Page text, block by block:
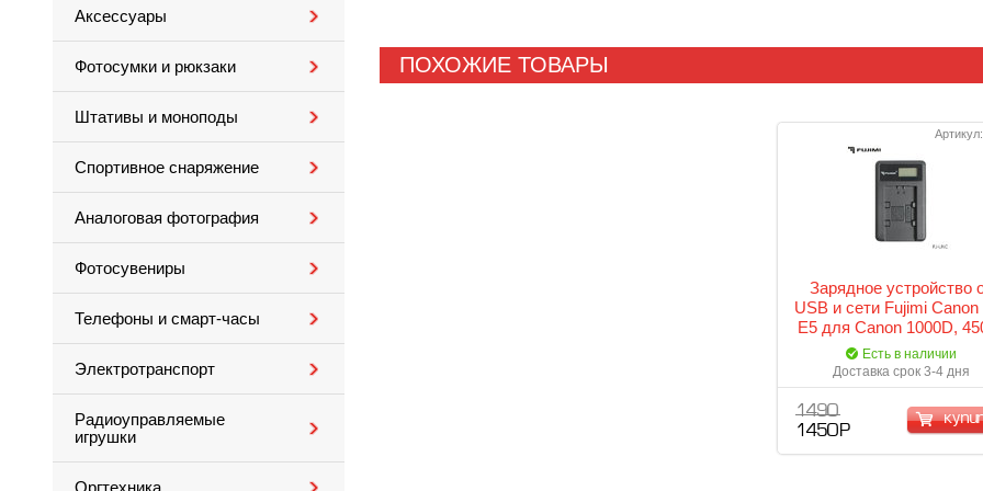
Аксессуары
Фотосумки и рюкзаки
Штативы и моноподы
Спортивное снаряжение
Аналоговая фотография
Фотосувениры
Телефоны и смарт-часы
Электротранспорт
Радиоуправляемые
игрушки
ПОХОЖИЕ ТОВАРЫ
Зарядное устройство
USB и сети Fujimi Canon
E5 для Canon 1000D,
500D
Есть в наличии
Доставка срок 3-4 дня
1 490
1 450 Р